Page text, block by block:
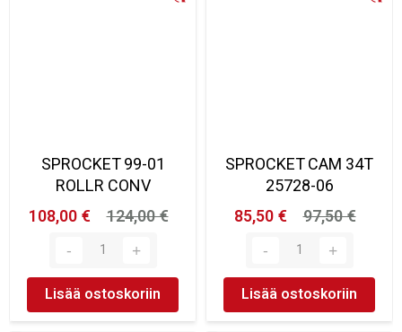
SPROCKET 99-01
ROLLR CONV
108,00 €
124,00 €
Lisää ostoskoriin
SPROCKET CAM 34T
25728-06
85,50 €
97,50 €
Lisää ostoskoriin